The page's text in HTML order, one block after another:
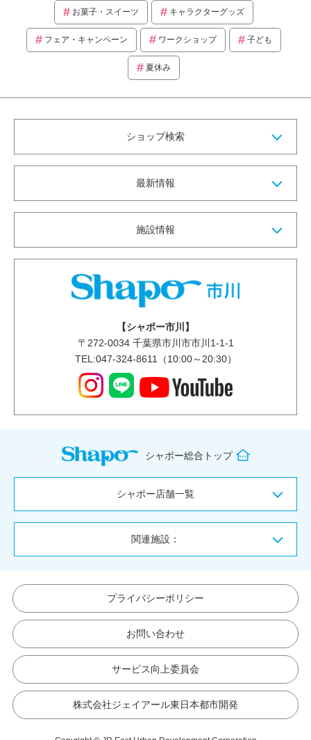
お菓子・スイーツ キャラクターグッズ
フェア・キャンペーン ワークショップ 子ども
夏休み
ショップ検索
最新情報
施設情報
【シャポー市川】
〒 272-0034千葉県市川市市川1-1-1
TEL:047-324-8611（10:00～20:30）
シャポー総合トップ
シャポー店舗一覧
関連施設：
プライバシーポリシー
お問い合わせ
サービス向上委員会
株式会社ジェイアール東日本都市開発